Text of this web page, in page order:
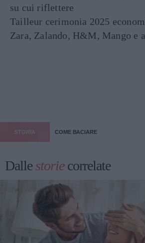
su cui riflettere
Tailleur cerimonia 2025
Zara, Zalando, H&M, Mango e
STORIA COME BACIARE
Dallestoriecorrelate